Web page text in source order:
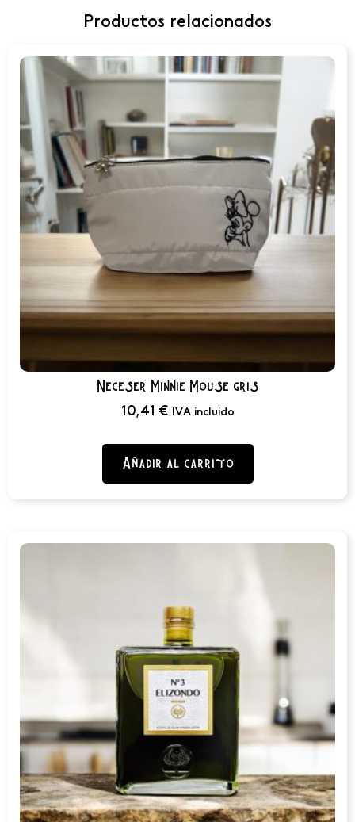
Productos relacionados
Neceser Minnie Mouse gris
10,41 € IVA incluido
Añadir al carrito